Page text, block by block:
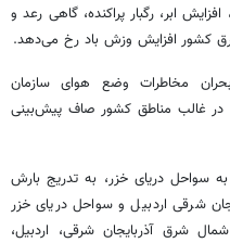
ابر، رگبار پراکنده، گاهی رعد و
کشور افزایش وزش باد رخ می‌دهد.
مخاطرات وضع هوای سازمان
غالب مناطق کشور صاف پیش‌بینی
سواحل دریای خزر، به تدریج بارش
شرقی اردبیل و سواحل دریای خزر
شرق آذربایجان شرقی، اردبیل،